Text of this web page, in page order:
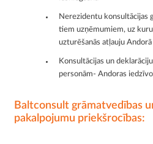
Nerezidentu konsultācijas
tiem uzņēmumiem, uz
uzturēšanās atļauju Andorā
Konsultācijas un
personām- Andoras
Baltconsult grāmatvedības
pakalpojumu priekšrocības: